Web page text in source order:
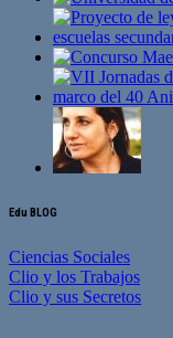
Edu BLOG
Ciencias Sociales
Clio y los Trabajos
Clio y sus Secretos